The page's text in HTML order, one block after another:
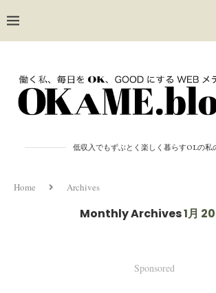
低収入でもずぶとく楽しく暮らすOLの私
Home Archives
Monthly Archives1月